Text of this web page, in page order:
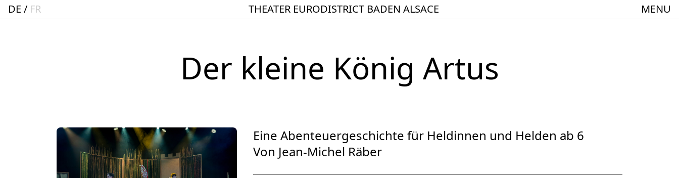
DE FR THEATER EURODISTRICT BADEN ALSACE MENU
Startseite
ACTO – Städte und Gemeindebund-Theater Oberrhein
Aktuelles
Stücke
Der kleine König Artus
Eine Abenteuergeschichte für Heldinnen und Helden ab 6
Von Jean-Michel Räber